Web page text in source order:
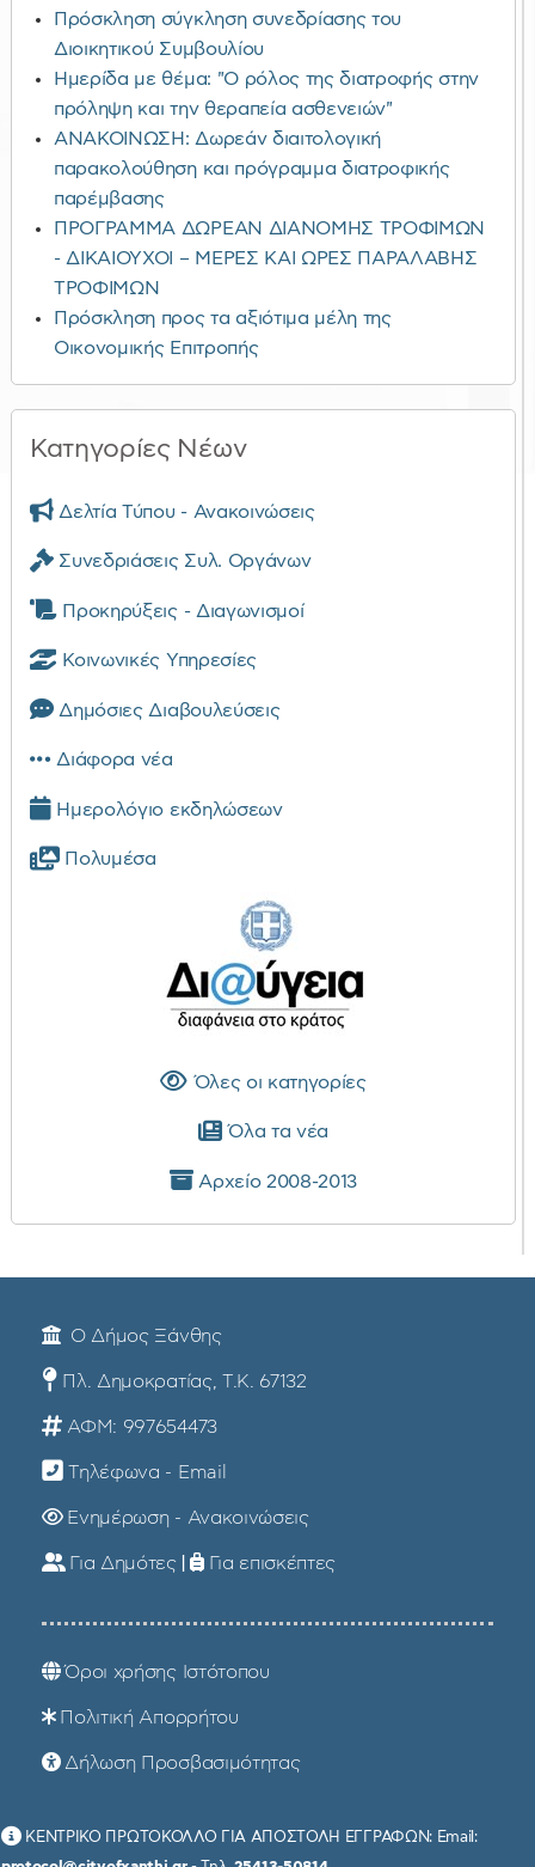
Πρόσκληση σύγκληση συνεδρίασης του
Διοικητικού Συμβουλίου
Ημερίδα με θέμα: "Ο ρόλος της διατροφής στην
πρόληψη και την θεραπεία ασθενειών"
ΑΝΑΚΟΙΝΩΣΗ: Δωρεάν διαιτολογική
παρακολούθηση και πρόγραμμα διατροφικής
παρέμβασης
ΠΡΟΓΡΑΜΜΑ ΔΩΡΕΑΝ ΔΙΑΝΟΜΗΣ ΤΡΟΦΙΜΩΝ
- ΔΙΚΑΙΟΥΧΟΙ – ΜΕΡΕΣ ΚΑΙ ΩΡΕΣ ΠΑΡΑΛΑΒΗΣ
ΤΡΟΦΙΜΩΝ
Πρόσκληση προς τα αξιότιμα μέλη της
Οικονομικής Επιτροπής
Κατηγορίες Νέων
Δελτία Τύπου - Ανακοινώσεις
Συνεδριάσεις Συλ. Οργάνων
Προκηρύξεις - Διαγωνισμοί
Κοινωνικές Υπηρεσίες
Δημόσιες Διαβουλεύσεις
Διάφορα νέα
Ημερολόγιο εκδηλώσεων
Πολυμέσα
Όλες οι κατηγορίες
Όλα τα νέα
Αρχείο 2008-2013
Ο Δήμος Ξάνθης
Πλ. Δημοκρατίας, Τ.Κ. 67132
ΑΦΜ: 997654473
Τηλέφωνα - Email
Ενημέρωση - Ανακοινώσεις
Για Δημότες | Για επισκέπτες
Όροι χρήσης Ιστότοπου
Πολιτική Απορρήτου
Δήλωση Προσβασιμότητας
ΚΕΝΤΡΙΚΟ ΠΡΩΤΟΚΟΛΛΟ ΓΙΑ ΑΠΟΣΤΟΛΗ ΕΓΓΡΑΦΩΝ: Email: